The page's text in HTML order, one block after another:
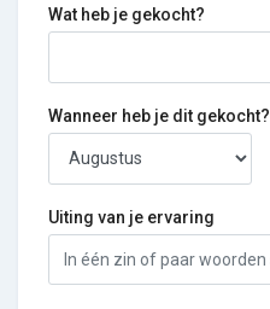
Wat heb je gekocht?
Wanneer heb je dit gekocht?
Uiting van je ervaring